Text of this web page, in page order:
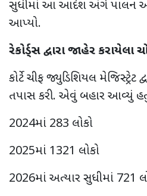
સુધીમાં આ આદેશ અંગે પાલન
આપ્યો.
રેકોર્ડ્સ દ્વારા જાહેર કરાયેલા
કોર્ટે ચીફ જ્યુડિશિયલ મેજિસ્ટ્રેટ
તપાસ કરી. એવું બહાર આવ્યું
2024માં 283 લોકો
2025માં 1321 લોકો
2026માં અત્યાર સુધીમાં 721